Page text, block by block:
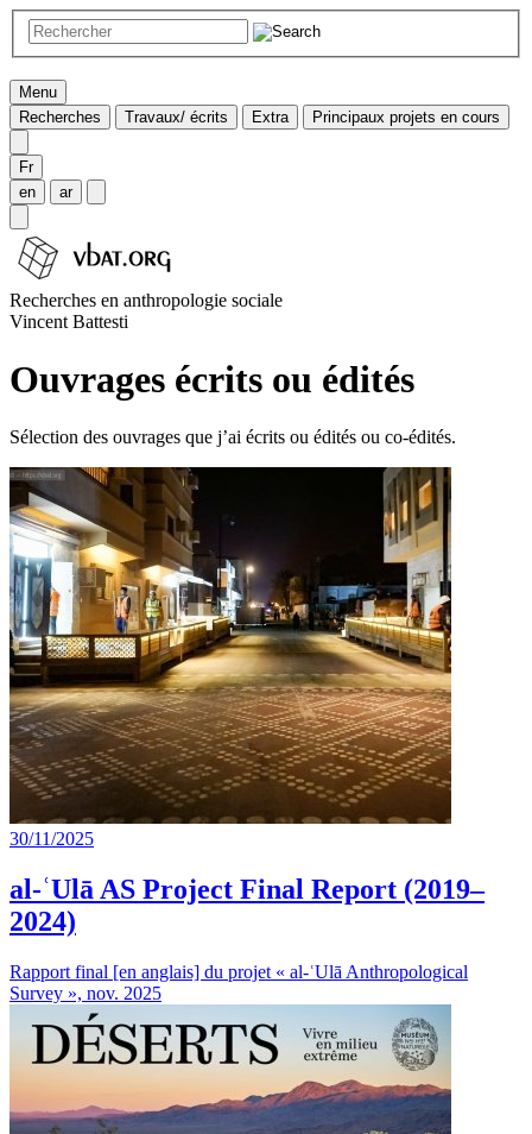
Menu
Recherches
Travaux/ écrits Extra Principaux projets en cours
Fr
en
ar
Recherches en anthropologie sociale
Vincent Battesti
Ouvrages écrits ou édités
Sélection des ouvrages que j’ai écrits ou édités ou co-édités.
30/11/2025
al-ʿUlā AS Project Final Report (2019–
2024)
Rapport final [en anglais] du projet « al-ʿUlā Anthropological
Survey », nov. 2025